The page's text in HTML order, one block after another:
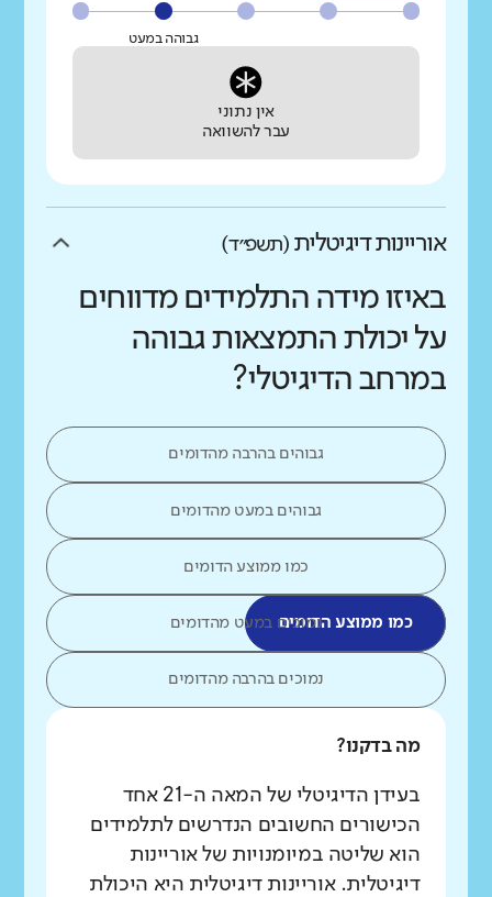
גבוהה במעט
אין נתוני
עבר להשוואה
אוריינות דיגיטלית (תשפ״ד)
באיזו מידה התלמידים מדווחים
על יכולת התמצאות גבוהה
במרחב הדיגיטלי?
גבוהים בהרבה מהדומים
גבוהים במעט מהדומים
כמו ממוצע הדומים
כמו ממוצע הדומיםנמוכים במעט מהדומים
נמוכים בהרבה מהדומים
מה בדקנו?
בעידן הדיגיטלי של המאה ה-21 אחד
הכישורים החשובים הנדרשים לתלמידים
הוא שליטה במיומנויות של אוריינות
דיגיטלית. אוריינות דיגיטלית היא היכולת